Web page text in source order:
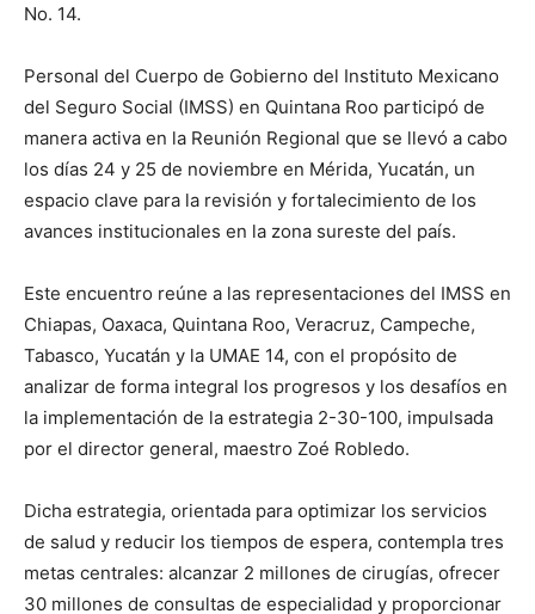
No. 14.
Personal del Cuerpo de Gobierno del Instituto Mexicano
del Seguro Social (IMSS) en Quintana Roo participó de
manera activa en la Reunión Regional que se llevó a cabo
los días 24 y 25 de noviembre en Mérida, Yucatán, un
espacio clave para la revisión y fortalecimiento de los
avances institucionales en la zona sureste del país.
Este encuentro reúne a las representaciones del IMSS en
Chiapas, Oaxaca, Quintana Roo, Veracruz, Campeche,
Tabasco, Yucatán y la UMAE 14, con el propósito de
analizar de forma integral los progresos y los desafíos en
la implementación de la estrategia 2-30-100, impulsada
por el director general, maestro Zoé Robledo.
Dicha estrategia, orientada para optimizar los servicios
de salud y reducir los tiempos de espera, contempla tres
metas centrales: alcanzar 2 millones de cirugías, ofrecer
30 millones de consultas de especialidad y proporcionar